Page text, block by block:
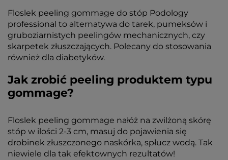
Floslek peeling gommage do stóp Podology
professional to alternatywa do tarek, pumeksów i
gruboziarnistych peelingów mechanicznych, czy
skarpetek złuszczających. Polecany do stosowania
również dla diabetyków.
Jak zrobić peeling produktem typu
gommage?
Floslek peeling gommage nałóż na zwilżoną skórę
stóp w ilości 2-3 cm, masuj do pojawienia się
drobinek złuszczonego naskórka, spłucz wodą. Tak
niewiele dla tak efektownych rezultatów!